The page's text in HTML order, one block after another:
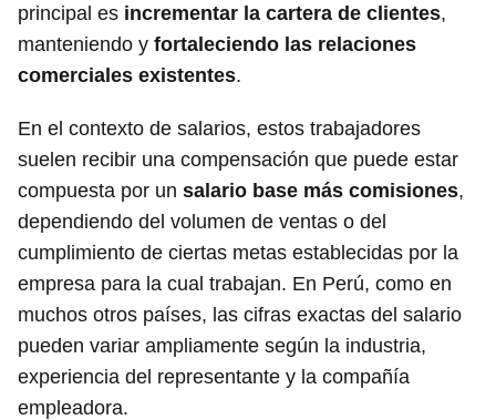
principal es incrementar la cartera de clientes,
manteniendo y fortaleciendo las relaciones
comerciales existentes.
En el contexto de salarios, estos trabajadores
suelen recibir una compensación que puede estar
compuesta por un salario base más comisiones,
dependiendo del volumen de ventas o del
cumplimiento de ciertas metas establecidas por la
empresa para la cual trabajan. En Perú, como en
muchos otros países, las cifras exactas del salario
pueden variar ampliamente según la industria,
experiencia del representante y la compañía
empleadora.